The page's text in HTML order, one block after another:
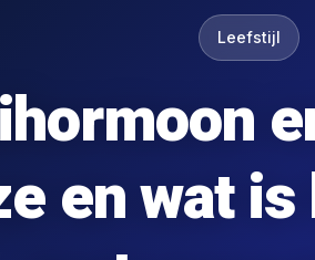
Leefstijl
en wat